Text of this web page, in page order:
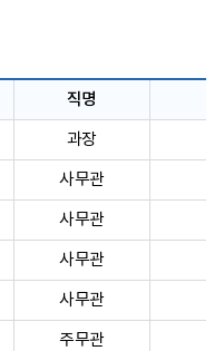
직명
과장
사무관
사무관
사무관
사무관
주무관